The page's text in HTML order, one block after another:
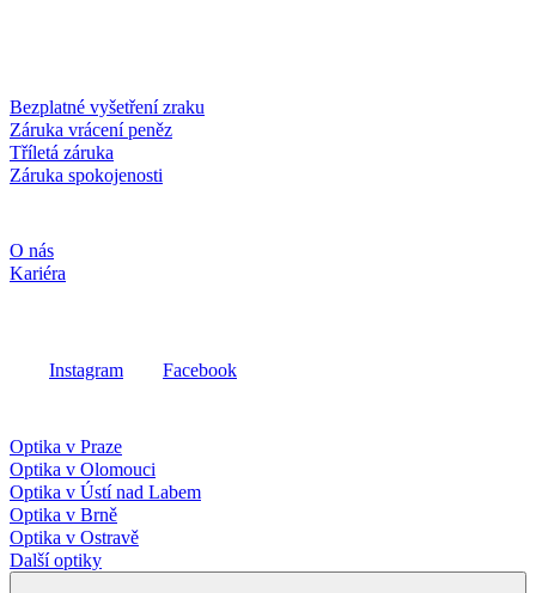
Bezplatné vyšetření zraku
Záruka vrácení peněz
Tříletá záruka
Záruka spokojenosti
O nás
Kariéra
Instagram Facebook
Optika v Praze
Optika v Olomouci
Optika v Ústí nad Labem
Optika v Brně
Optika v Ostravě
Další optiky